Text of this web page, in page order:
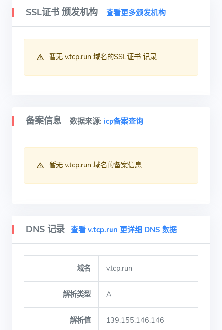
SSL证书 颁发机构 查看更多颁发机构
暂无 v.tcp.run 域名的SSL证书 记录
备案信息 数据来源: icp备案查询
暂无 v.tcp.run 域名的备案信息
DNS 记录 查看 v.tcp.run 更详细 DNS 数据
域名 v.tcp.run
解析类型 A
解析值 139.155.146.146